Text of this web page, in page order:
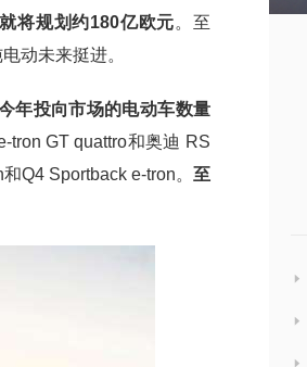
将规划约180亿欧元。至
动未来挺进。
年投向市场的电动车数量
tron GT quattro和奥迪 RS
Q4 Sportback e-tron。 至